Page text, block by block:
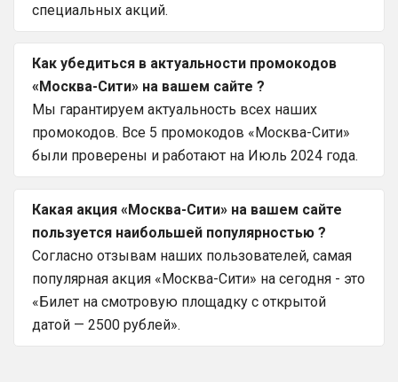
специальных акций.
Как убедиться в актуальности промокодов
«Москва-Сити» на вашем сайте ?
Мы гарантируем актуальность всех наших
промокодов. Все 5 промокодов «Москва-Сити»
были проверены и работают на Июль 2024 года.
Какая акция «Москва-Сити» на вашем сайте
пользуется наибольшей популярностью ?
Согласно отзывам наших пользователей, самая
популярная акция «Москва-Сити» на сегодня - это
«Билет на смотровую площадку с открытой
датой — 2500 рублей».